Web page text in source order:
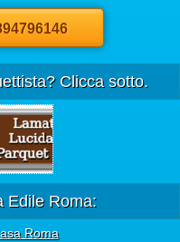
Clicca sotto.
Edile Roma:
Roma